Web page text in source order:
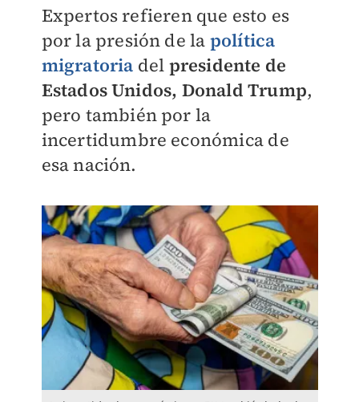
Expertos refieren que esto es
por la presión de la política
migratoria del presidente de
Estados Unidos, Donald Trump,
pero también por la
incertidumbre económica de
esa nación.